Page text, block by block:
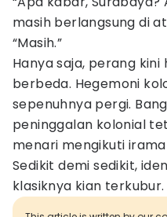
masih berlangsung di
“Masih.”
Hanya saja, perang
berbeda. Hegemoni
sepenuhnya pergi.
peninggalan kolonial
menari mengikuti
Sedikit demi sedikit,
klasiknya kian terkubur.